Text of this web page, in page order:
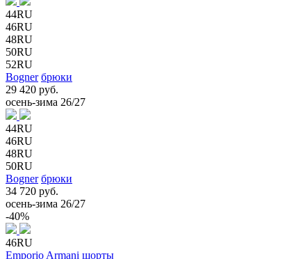
44RU
46RU
48RU
50RU
52RU
Bogner брюки
29 420 руб.
осень-зима 26/27
44RU
46RU
48RU
50RU
Bogner брюки
34 720 руб.
осень-зима 26/27
-40%
46RU
Emporio Armani шорты